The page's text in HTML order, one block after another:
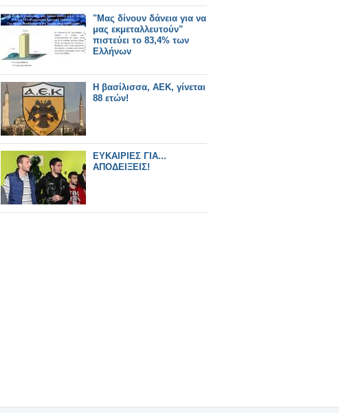
"Μας δίνουν δάνεια για να
μας εκμεταλλευτούν"
πιστεύει το 83,4% των
Ελλήνων
Η βασίλισσα, ΑΕΚ, γίνεται
88 ετών!
ΕΥΚΑΙΡΙΕΣ ΓΙΑ...
ΑΠΟΔΕΙΞΕΙΣ!